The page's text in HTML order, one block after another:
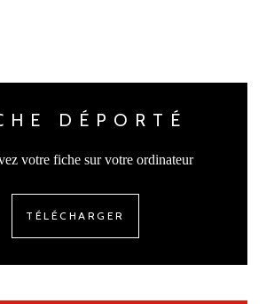
DÉPORTÉ
votre fiche sur votre ordinateur
TÉLÉCHARGER